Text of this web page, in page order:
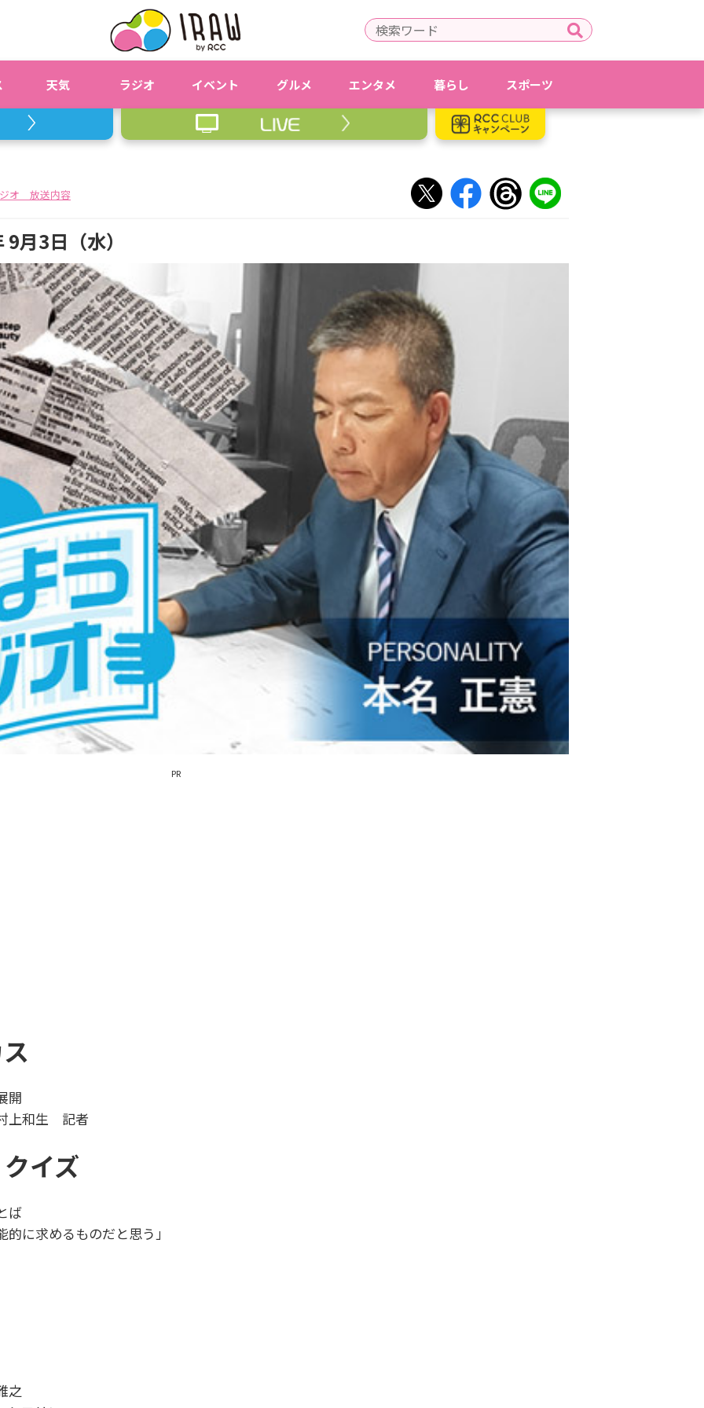
天気 ラジオ イベント グルメ エンタメ 暮らし スポーツ
オ 放送内容
3日（水）
PR
開
上和生 記者
イズ
ば
求めるものだと思う」
之